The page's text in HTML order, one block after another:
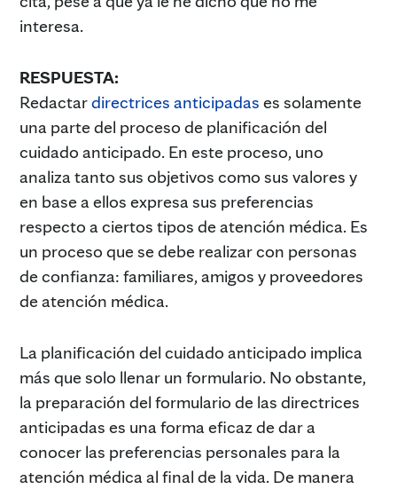
interesa.
RESPUESTA:
Redactardirectrices anticipadas es solamente
una parte del proceso de planificación del
cuidado anticipado. En este proceso, uno
analiza tanto sus objetivos como sus valores y
en base a ellos expresa sus preferencias
respecto a ciertos tipos de atención médica. Es
un proceso que se debe realizar con personas
de confianza: familiares, amigos y proveedores
de atención médica.
La planificación del cuidado anticipado implica
más que solo llenar un formulario. No obstante,
la preparación del formulario de las directrices
anticipadas es una forma eficaz de dar a
conocer las preferencias personales para la
atención médica al final de la vida. De manera